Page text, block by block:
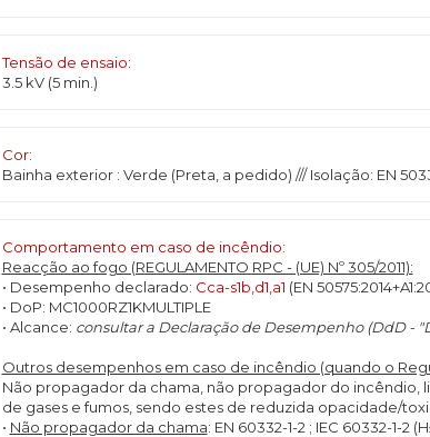
Tensão de ensaio:
3.5 kV (5 min.)
Cor:
Bainha exterior : Verde (Preta, a pedido) /// Isolação: EN
Comportamento em caso de incêndio:
Reacção ao fogo (REGULAMENTO RPC - (UE) Nº 305/2011):
• Desempenho declarado: Cca-s1b,d1,a1 (EN
• DoP: MC1000RZ1KMULTIPLE
• Alcance: consultar a Declaração de Desempenho (DdD -
Outros desempenhos em caso de incêndio (quando o
Não propagador da chama, não propagador do incêndio,
de gases e fumos, sendo estes de reduzida opacidade/
• Não propagador da chama: EN 60332-1-2 ; IEC 60332-1-2